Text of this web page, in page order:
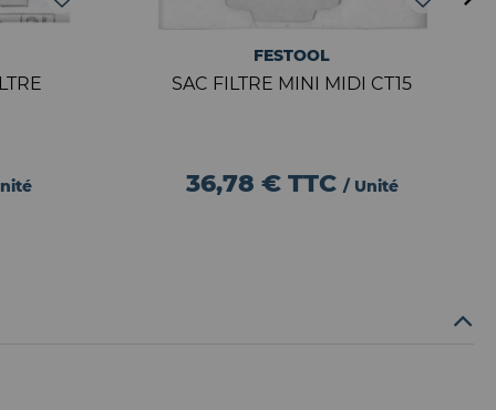
FESTOOL
SAC FILTRE MINI MIDI CT15
36,78 € TTC / Unité